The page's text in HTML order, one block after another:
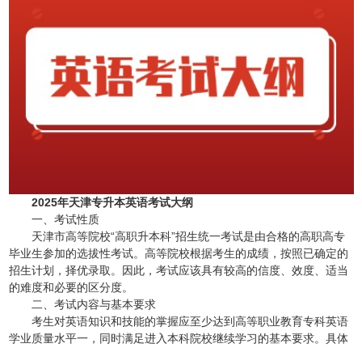
2025年天津专升本英语考试大纲
一、考试性质
天津市高等院校“高职升本科”招生统一考试是由合格的高职高专
毕业生参加的选拔性考试。高等院校根据考生的成绩，按照已确定的
招生计划，择优录取。因此，考试应该具有较高的信度、效度、适当
的难度和必要的区分度。
二、考试内容与基本要求
考生对英语知识和技能的掌握应至少达到高等职业教育专科英语
学业质量水平一，同时满足进入本科院校继续学习的基本要求。具体